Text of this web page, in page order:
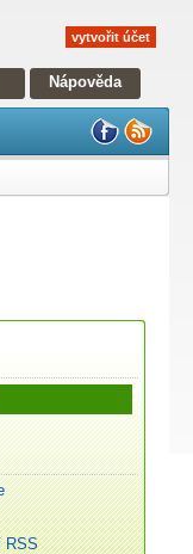
vytvořit účet
Nápověda
RSS